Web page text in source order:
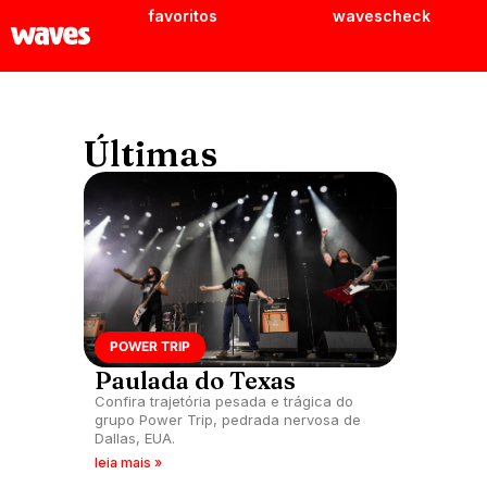
favoritos wavescheck
Últimas
POWER TRIP
Paulada do Texas
Confira trajetória pesada e trágica do
grupo Power Trip, pedrada nervosa de
Dallas, EUA.
leia mais »